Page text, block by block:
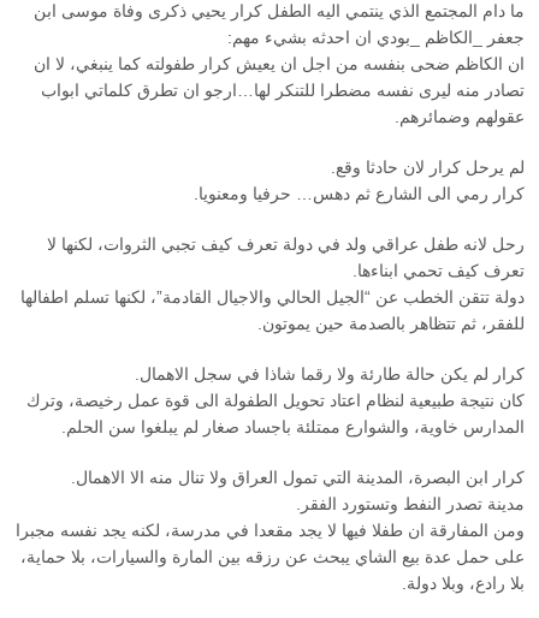
ما دام المجتمع الذي ينتمي اليه الطفل كرار يحيي ذكرى وفاة موسى ابن
جعفر _الكاظم _بودي ان احدثه بشيء مهم:
ان الكاظم ضحى بنفسه من اجل ان يعيش كرار طفولته كما ينبغي، لا ان
تصادر منه ليرى نفسه مضطرا للتنكر لها…ارجو ان تطرق كلماتي ابواب
عقولهم وضمائرهم.
لم يرحل كرار لان حادثا وقع.
كرار رمي الى الشارع ثم دهس… حرفيا ومعنويا.
رحل لانه طفل عراقي ولد في دولة تعرف كيف تجبي الثروات، لكنها لا
تعرف كيف تحمي ابناءها.
دولة تتقن الخطب عن “الجيل الحالي والاجيال القادمة”، لكنها تسلم اطفالها
للفقر، ثم تتظاهر بالصدمة حين يموتون.
كرار لم يكن حالة طارئة ولا رقما شاذا في سجل الاهمال.
كان نتيجة طبيعية لنظام اعتاد تحويل الطفولة الى قوة عمل رخيصة، وترك
المدارس خاوية، والشوارع ممتلئة باجساد صغار لم يبلغوا سن الحلم.
كرار ابن البصرة، المدينة التي تمول العراق ولا تنال منه الا الاهمال.
مدينة تصدر النفط وتستورد الفقر.
ومن المفارقة ان طفلا فيها لا يجد مقعدا في مدرسة، لكنه يجد نفسه مجبرا
على حمل عدة بيع الشاي يبحث عن رزقه بين المارة والسيارات، بلا حماية،
بلا رادع، وبلا دولة.